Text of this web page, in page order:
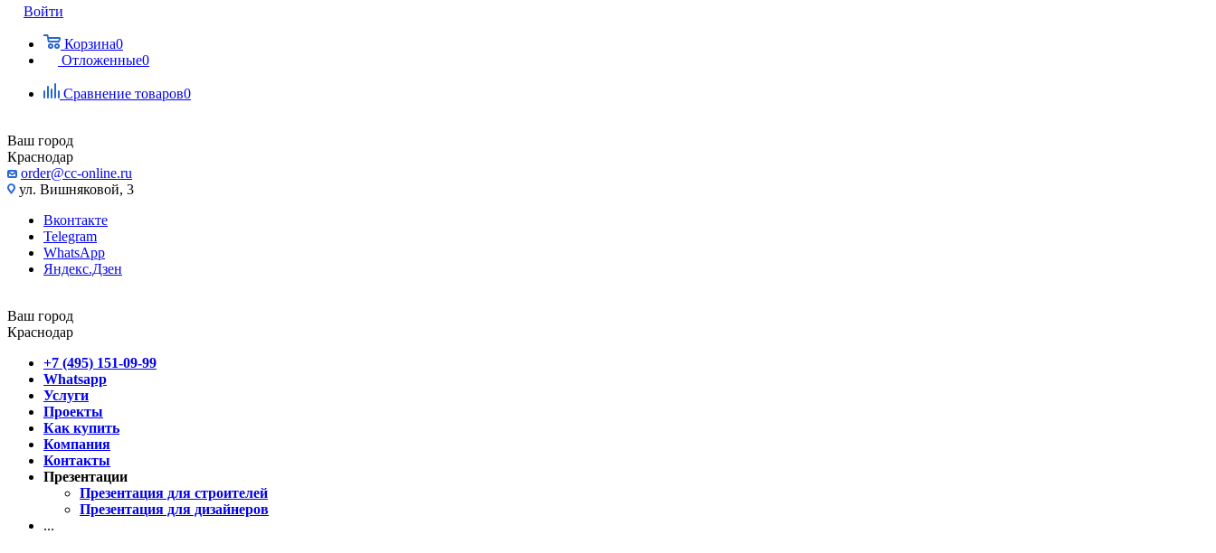
Войти
Корзина0
Отложенные0
Сравнение товаров0
Ваш город
Краснодар
order@cc-online.ru
ул. Вишняковой, 3
Вконтакте
Telegram
WhatsApp
Яндекс.Дзен
Ваш город
Краснодар
+7 (495) 151-09-99
Whatsapp
Услуги
Проекты
Как купить
Компания
Контакты
Презентации
Презентация для строителей
Презентация для дизайнеров
...